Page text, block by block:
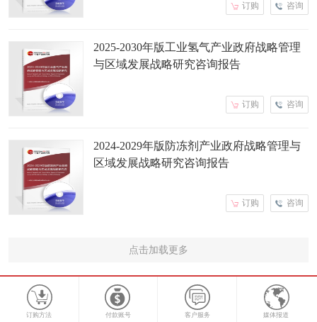
咨询
订购
2025-2030年版工业氢气产业政府战略管理
与区域发展战略研究咨询报告
咨询
订购
2024-2029年版防冻剂产业政府战略管理与
区域发展战略研究咨询报告
咨询
订购
点击加载更多
订购方法 付款账号 客户服务 媒体报道